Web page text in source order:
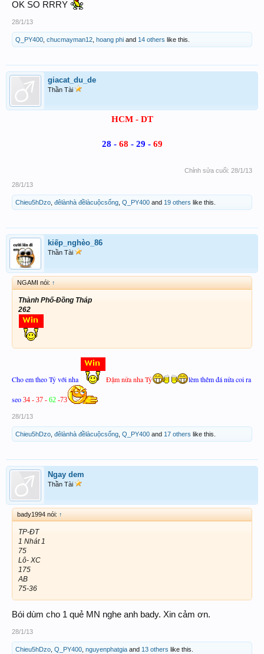
OK SO RRRY
28/1/13
Q_PY400 chucmayman12 hoang phi and 14 others like this.
giacat_du_de
Thần Tài
HCM - DT
28 - 68 - 29 - 69
Chỉnh sửa cuối: 28/1/13
28/1/13
Chieu5hDzo đêlànhà đềlàcuộcsống Q_PY400 and 19 others like this.
kiếp_nghèo_86
Thần Tài
NGAMI nói: ↑
Thành Phố-Đồng Tháp
262
Cho em theo Tỷ với nha Đậm nửa nha Tỷ lèm thêm đá nửa coi ra
seo 34 - 37 - 62 -73
28/1/13
Chieu5hDzo đêlànhà đềlàcuộcsống Q_PY400 and 17 others like this.
Ngay dem
Thần Tài
bady1994 nói: ↑
TP-ĐT
1 Nhát 1
75
Lô- XC
175
AB
75-36
Bói dùm cho 1 quẻ MN nghe anh bady. Xin cảm ơn.
28/1/13
Chieu5hDzo Q_PY400 nguyenphatgia and 13 others like this.